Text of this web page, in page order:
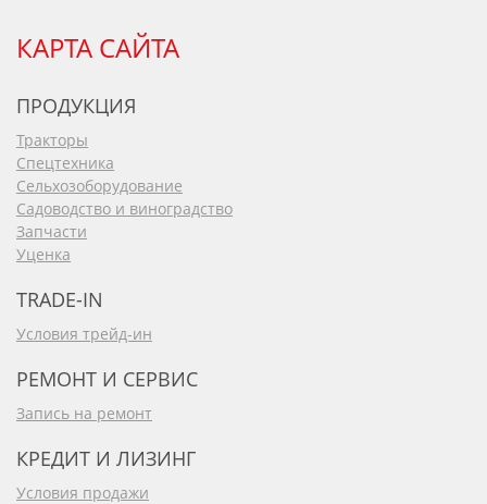
КАРТА САЙТА
ПРОДУКЦИЯ
Тракторы
Спецтехника
Сельхозоборудование
Садоводство и виноградство
Запчасти
Уценка
TRADE-IN
Условия трейд-ин
РЕМОНТ И СЕРВИС
Запись на ремонт
КРЕДИТ И ЛИЗИНГ
Условия продажи